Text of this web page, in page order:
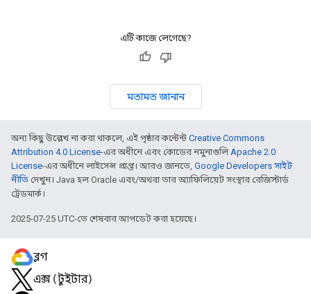
এটি কাজে লেগেছে?
মতামত জানান
অন্য কিছু উল্লেখ না করা থাকলে, এই পৃষ্ঠার কন্টেন্ট Creative Commons
Attribution 4.0 License-এর অধীনে এবং কোডের নমুনাগুলিApache 2.0
License-এর অধীনে লাইসেন্স প্রাপ্ত। আরও জানতে, Google Developers সাইট
নীতি দেখুন। Java হল Oracle এবং/অথবা তার অ্যাফিলিয়েট সংস্থার রেজিস্টার্ড
ট্রেডমার্ক।
2025-07-25 UTC-তে শেষবার আপডেট করা হয়েছে।
ব্লগ
এক্স (টুইটার)